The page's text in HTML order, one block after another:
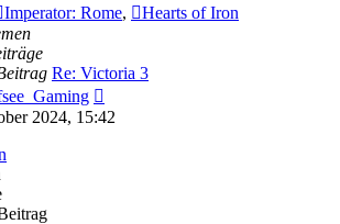
Imperator: Rome,
Hearts of Iron
Re: Victoria 3
Beitrag
2024, 15:42